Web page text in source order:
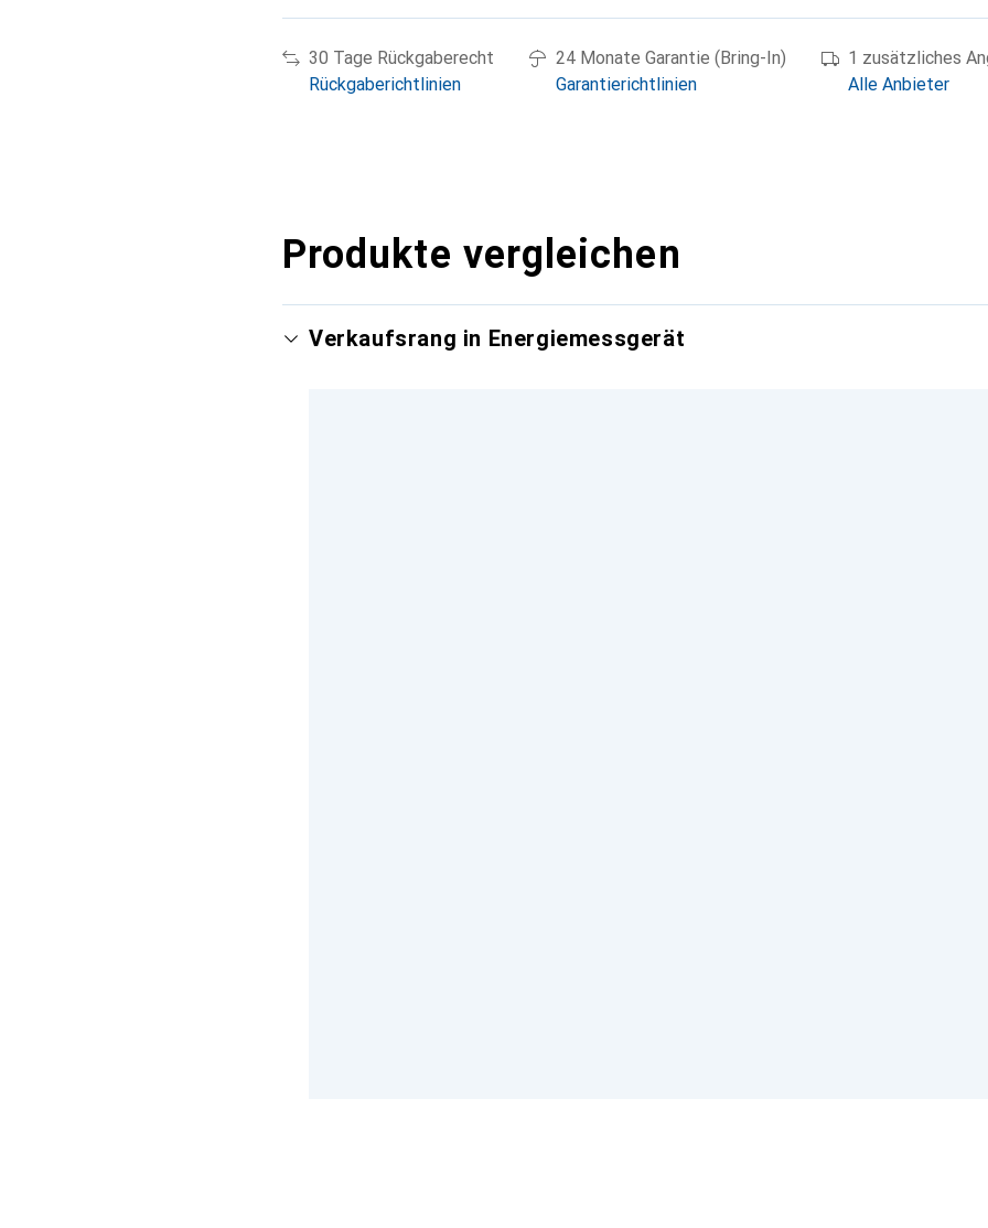
30 Tage Rückgaberecht
Rückgaberichtlinien
24 Monate Garantie (Bring-In)
Garantierichtlinien
1 zusätzliches
Alle Anbieter
Produkte vergleichen
Verkaufsrang in Energiemessgerät